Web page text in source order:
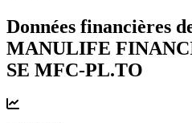
Données financières
MANULIFE
SE MFC-PL.TO